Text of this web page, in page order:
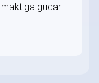
gudar